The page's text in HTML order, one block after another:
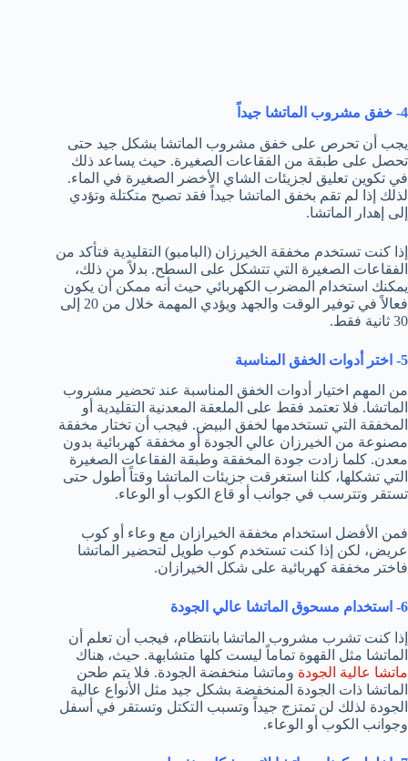
4- خفق مشروب الماتشا جيداً
يجب أن تحرص على خفق مشروب الماتشا بشكل جيد حتى
تحصل على طبقة من الفقاعات الصغيرة. حيث يساعد ذلك
في تكوين تعليق لجزيئات الشاي الأخضر الصغيرة في الماء.
لذلك إذا لم تقم بخفق الماتشا جيداً فقد تصبح متكتلة وتؤدي
إلى إهدار الماتشا.
إذا كنت تستخدم مخفقة الخيرزان (البامبو) التقليدية فتأكد من
الفقاعات الصغيرة التي تتشكل على السطح. بدلاً من ذلك،
يمكنك استخدام المضرب الكهربائي حيث أنه ممكن أن يكون
فعالاً في توفير الوقت والجهد ويؤدي المهمة خلال من 20 إلى
30 ثانية فقط.
5- اختر أدوات الخفق المناسبة
من المهم اختيار أدوات الخفق المناسبة عند تحضير مشروب
الماتشا. فلا تعتمد فقط على الملعقة المعدنية التقليدية أو
المخفقة التي تستخدمها لخفق البيض. فيجب أن تختار مخفقة
مصنوعة من الخيرزان عالي الجودة أو مخفقة كهربائية بدون
معدن. كلما زادت جودة المخفقة وطبقة الفقاعات الصغيرة
التي تشكلها، كلنا استغرقت جزيئات الماتشا وقتاً أطول حتى
تستقر وتترسب في جوانب أو قاع الكوب أو الوعاء.
فمن الأفضل استخدام مخفقة الخيرازان مع وعاء أو كوب
عريض، لكن إذا كنت تستخدم كوب طويل لتحضير الماتشا
فاختر مخفقة كهربائية على شكل الخيرازان.
6- استخدام مسحوق الماتشا عالي الجودة
إذا كنت تشرب مشروب الماتشا بانتظام، فيجب أن تعلم أن
الماتشا مثل القهوة تماماً ليست كلها متشابهة. حيث، هناك
ماتشا عالية الجودة وماتشا منخفضة الجودة. فلا يتم طحن
الماتشا ذات الجودة المنخفضة بشكل جيد مثل الأنواع عالية
الجودة لذلك لن تمتزج جيداً وتسبب التكتل وتستقر في أسفل
وجوانب الكوب أو الوعاء.